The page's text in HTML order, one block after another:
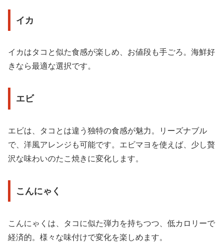
イカ
イカはタコと似た食感が楽しめ、お値段も手ごろ。海鮮好
きなら最適な選択です。
エビ
エビは、タコとは違う独特の食感が魅力。リーズナブル
で、洋風アレンジも可能です。エビマヨを使えば、少し贅
沢な味わいのたこ焼きに変化します。
こんにゃく
こんにゃくは、タコに似た弾力を持ちつつ、低カロリーで
経済的。様々な味付けで変化を楽しめます。